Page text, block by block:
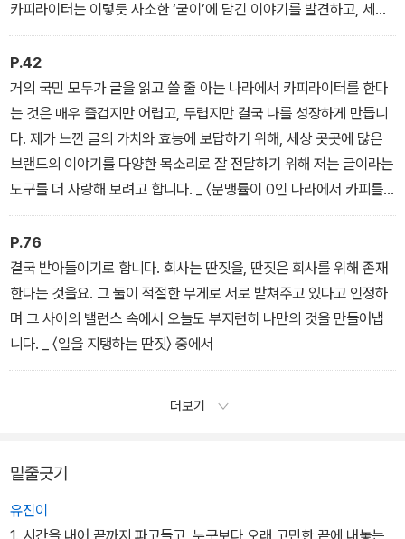
카피라이터는 이렇듯 사소한 ‘굳이’에 담긴 이야기를 발견하고, 세상
에 큰 소리로 대신 외쳐주는 역할을 해야 합니다. _ 〈‘굳이’를 사랑하
게 되는 일〉 중에서
P.42
거의 국민 모두가 글을 읽고 쓸 줄 아는 나라에서 카피라이터를 한다
는 것은 매우 즐겁지만 어렵고, 두렵지만 결국 나를 성장하게 만듭니
다. 제가 느낀 글의 가치와 효능에 보답하기 위해, 세상 곳곳에 많은
브랜드의 이야기를 다양한 목소리로 잘 전달하기 위해 저는 글이라는
도구를 더 사랑해 보려고 합니다. _ 〈문맹률이 0인 나라에서 카피를
쓰는 일〉 중에서
P.76
결국 받아들이기로 합니다. 회사는 딴짓을, 딴짓은 회사를 위해 존재
한다는 것을요. 그 둘이 적절한 무게로 서로 받쳐주고 있다고 인정하
며 그 사이의 밸런스 속에서 오늘도 부지런히 나만의 것을 만들어냅
니다. _ 〈일을 지탱하는 딴짓〉 중에서
더보기
밑줄긋기
유진이